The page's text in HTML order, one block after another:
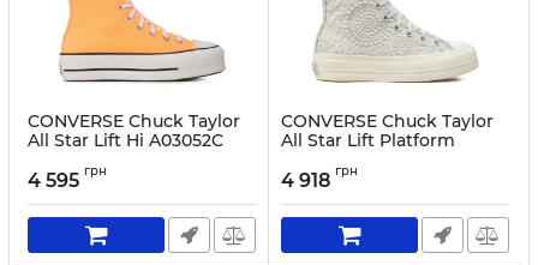
CONVERSE Chuck Taylor
All Star Lift Hi A03052C
Артикул:
4 595 грн
CONVERSE Chuck Taylor
All Star Lift Platform
White
Артикул: 0000303742713-37.1_2
4 918 грн